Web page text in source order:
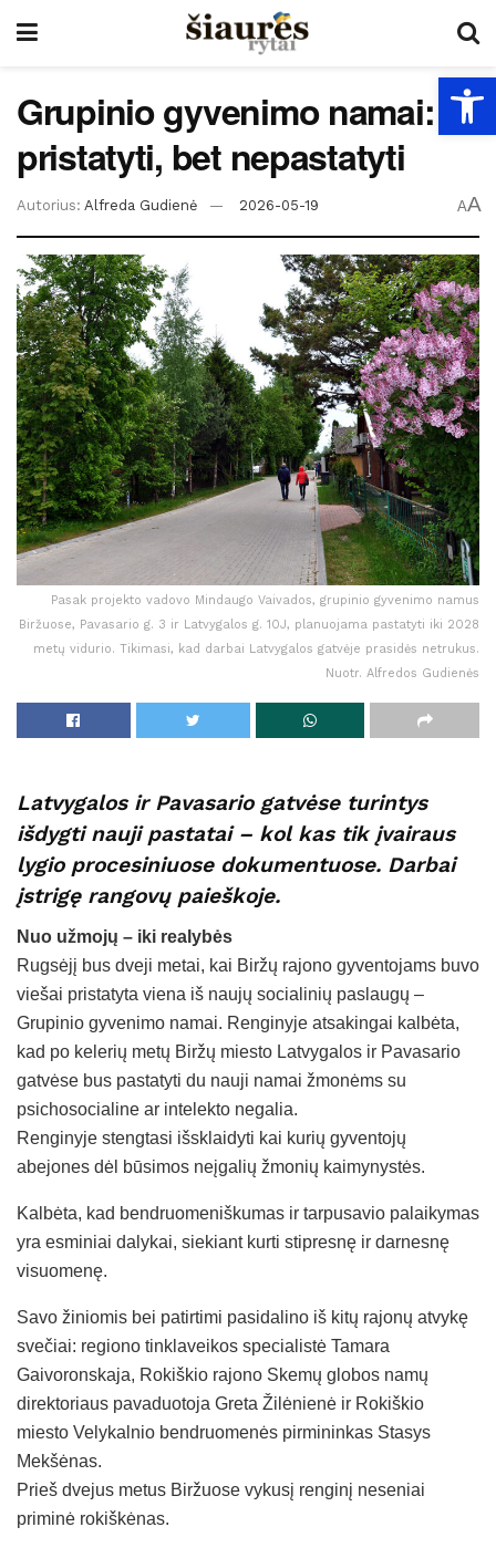
Grupinio gyvenimo namai:
pristatyti, bet nepastatyti
Autorius: Alfreda Gudienė 2026-05-19 AA
Pasak projekto vadovo Mindaugo Vaivados, grupinio gyvenimo namus
Biržuose, Pavasario g. 3 ir Latvygalos g. 10J, planuojama pastatyti iki 2028
metų vidurio. Tikimasi, kad darbai Latvygalos gatvėje prasidės netrukus.
Nuotr. Alfredos Gudienės
Latvygalos ir Pavasario gatvėse turintys
išdygti nauji pastatai – kol kas tik įvairaus
lygio procesiniuose dokumentuose. Darbai
įstrigę rangovų paieškoje.
Nuo užmojų – iki realybės
Rugsėjį bus dveji metai, kai Biržų rajono gyventojams buvo
viešai pristatyta viena iš naujų socialinių paslaugų –
Grupinio gyvenimo namai. Renginyje atsakingai kalbėta,
kad po kelerių metų Biržų miesto Latvygalos ir Pavasario
gatvėse bus pastatyti du nauji namai žmonėms su
psichosocialine ar intelekto negalia.
Renginyje stengtasi išsklaidyti kai kurių gyventojų
abejones dėl būsimos neįgalių žmonių kaimynystės.
Kalbėta, kad bendruomeniškumas ir tarpusavio palaikymas
yra esminiai dalykai, siekiant kurti stipresnę ir darnesnę
visuomenę.
Savo žiniomis bei patirtimi pasidalino iš kitų rajonų atvykę
svečiai: regiono tinklaveikos specialistė Tamara
Gaivoronskaja, Rokiškio rajono Skemų globos namų
direktoriaus pavaduotoja Greta Žilėnienė ir Rokiškio
miesto Velykalnio bendruomenės pirmininkas Stasys
Mekšėnas.
Prieš dvejus metus Biržuose vykusį renginį neseniai
priminė rokiškėnas.